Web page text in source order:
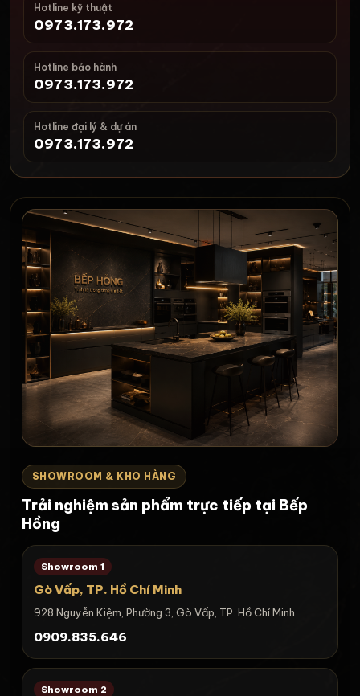
Hotline kỹ thuật
0973.173.972
Hotline bảo hành
0973.173.972
Hotline đại lý & dự án
0973.173.972
SHOWROOM & KHO HÀNG
Trải nghiệm sản phẩm trực tiếp tại Bếp
Hồng
Showroom 1
Gò Vấp, TP. Hồ Chí Minh
928 Nguyễn Kiệm, Phường 3, Gò Vấp, TP. Hồ Chí Minh
0909.835.646
Showroom 2